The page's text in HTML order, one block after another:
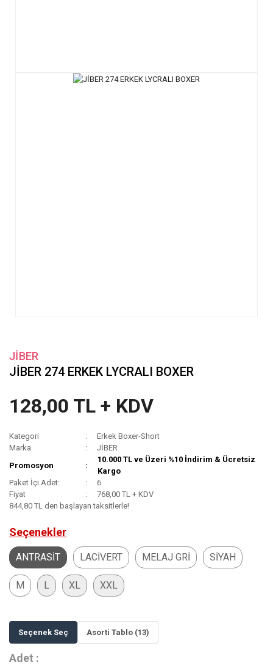
JİBER
JİBER 274 ERKEK LYCRALI BOXER
128,00 TL + KDV
Kategori
Erkek Boxer-Short
Marka
JİBER
Promosyon
10.000 TL ve Üzeri %10 İndirim & Ücretsiz
Kargo
Paket İçi Adet:
6
Fiyat
768,00 TL + KDV
844,80 TL den başlayan taksitlerle!
Seçenekler
ANTRASİT LACİVERT MELAJ GRİ SİYAH
M L XL XXL
Seçenek Seç Asorti Tablo (13)
Adet :